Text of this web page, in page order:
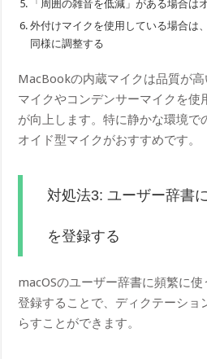
「周囲の雑音を低減」がある場合は
外付けマイクを使用している場合は
同様に調整する
MacBookの内蔵マイクは品質が
マイクやコンデンサーマイクを使
が向上します。特に静かな環境で
オイド型マイクがおすすめです。
対処法3: ユーザー辞書
を登録する
macOSのユーザー辞書に頻繁に
登録することで、ディクテーショ
らすことができます。